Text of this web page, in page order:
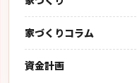
家づくりコラム
資金計画